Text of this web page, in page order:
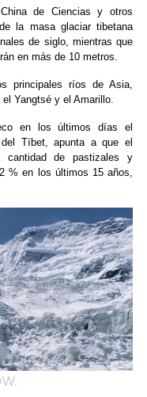
de Ciencias y otros
la masa glaciar tibetana
de siglo, mientras que
en más de 10 metros.
principales ríos de Asia,
Yangtsé y el Amarillo.
en los últimos días el
Tíbet, apunta a que el
cantidad de pastizales y
% en los últimos 15 años,